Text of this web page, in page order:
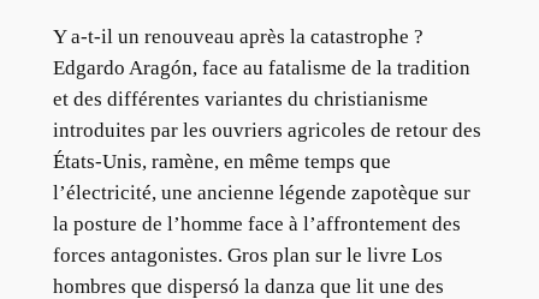
Y a-t-il un renouveau après la catastrophe ?
Edgardo Aragón, face au fatalisme de la tradition
et des différentes variantes du christianisme
introduites par les ouvriers agricoles de retour des
États-Unis, ramène, en même temps que
l’électricité, une ancienne légende zapotèque sur
la posture de l’homme face à l’affrontement des
forces antagonistes. Gros plan sur le livre Los
hombres que dispersó la danza que lit une des